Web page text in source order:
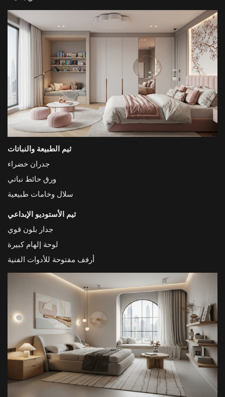
ثيم الطبيعة والنباتات
جدران خضراء
ورق حائط نباتي
سلال وخامات طبيعية
ثيم الأستوديو الإبداعي
جدار بلون قوي
لوحة إلهام كبيرة
أرفف مفتوحة للأدوات الفنية